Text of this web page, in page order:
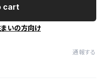
cart
いの方向け
通報する